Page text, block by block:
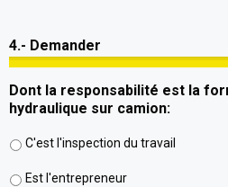
4.- Demander
Dont la responsabilité est la
hydraulique sur camion:
C'est l'inspection du travail
Est l'entrepreneur